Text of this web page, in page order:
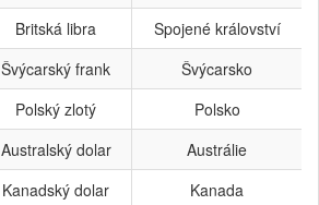
Britská libra
Spojené království
Švýcarský frank
Švýcarsko
Polský zlotý
Polsko
Australský dolar
Austrálie
Kanadský dolar
Kanada